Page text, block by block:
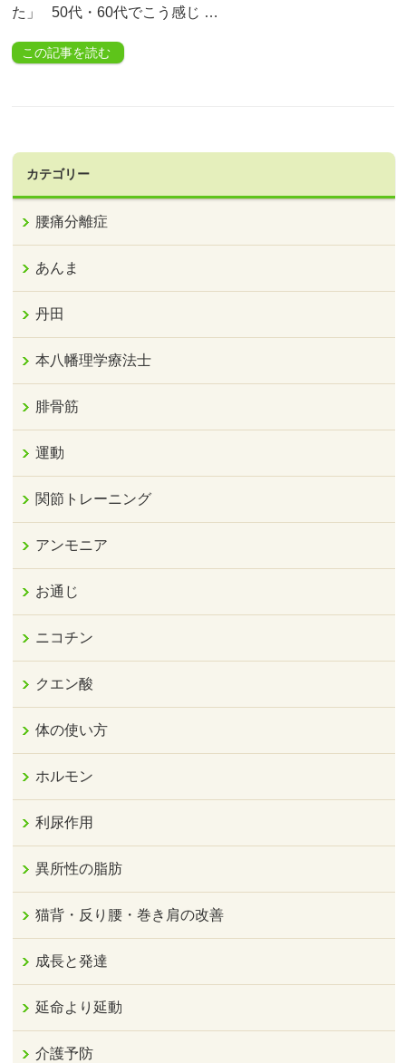
た」 50代・60代でこう感じ …
この記事を読む
カテゴリー
腰痛分離症
あんま
丹田
本八幡理学療法士
腓骨筋
運動
関節トレーニング
アンモニア
お通じ
ニコチン
クエン酸
体の使い方
ホルモン
利尿作用
異所性の脂肪
猫背・反り腰・巻き肩の改善
成長と発達
延命より延動
介護予防